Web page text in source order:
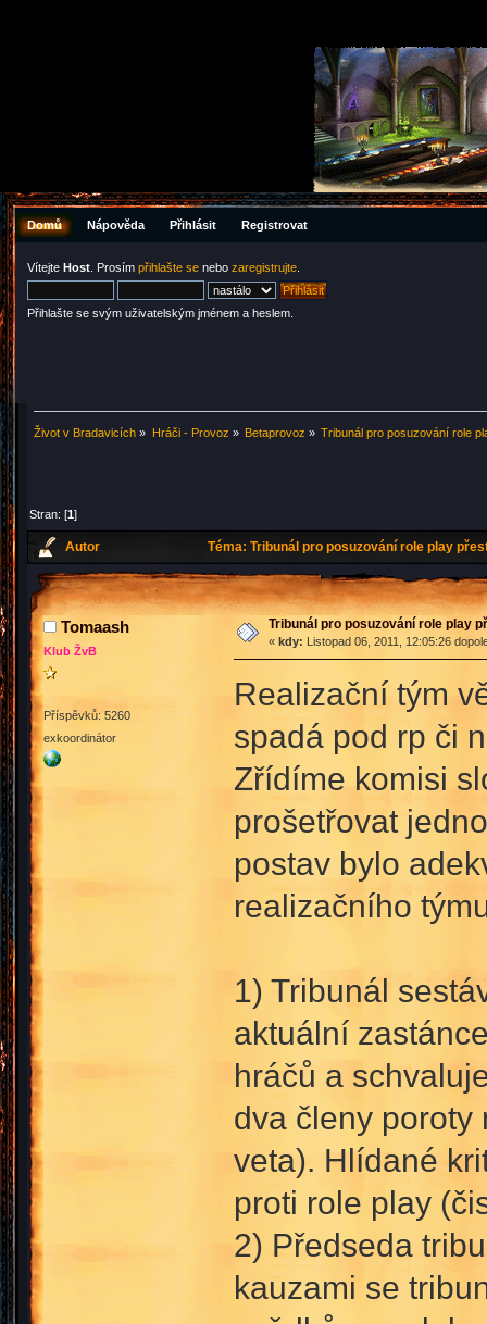
Domů Nápověda Přihlásit Registrovat
Vítejte Host . Prosím přihlašte se nebo zaregistrujte
Přihlašte se svým uživatelským jménem a heslem.
Život v Bradavicích » Hráči - Provoz » Betaprovoz » Tribunál pro posuzování role
Stran: [1]
Autor Téma: Tribunál pro posuzování role play
Tomaash
Klub ŽvB
Příspěvků: 5260
exkoordinátor
Tribunál pro posuzování role play
« kdy: Listopad 06, 2011, 12:05:26
Realizační tým
spadá pod rp či
Zřídíme komisi
prošetřovat
postav bylo
realizačního
1) Tribunál
aktuální
hráčů a
dva členy poroty
veta). Hlídané
proti role play
2) Předseda
kauzami se